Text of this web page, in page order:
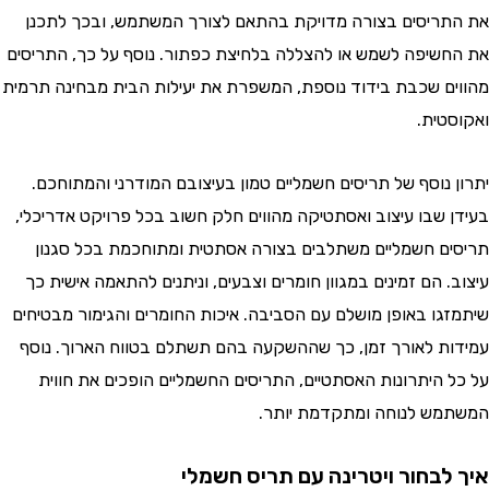
את התריסים בצורה מדויקת בהתאם לצורך המשתמש, ובכך לתכנן
את החשיפה לשמש או להצללה בלחיצת כפתור. נוסף על כך, התריסים
מהווים שכבת בידוד נוספת, המשפרת את יעילות הבית מבחינה תרמית
ואקוסטית.
יתרון נוסף של תריסים חשמליים טמון בעיצובם המודרני והמתוחכם.
בעידן שבו עיצוב ואסתטיקה מהווים חלק חשוב בכל פרויקט אדריכלי,
תריסים חשמליים משתלבים בצורה אסתטית ומתוחכמת בכל סגנון
עיצוב. הם זמינים במגוון חומרים וצבעים, וניתנים להתאמה אישית כך
שיתמזגו באופן מושלם עם הסביבה. איכות החומרים והגימור מבטיחים
עמידות לאורך זמן, כך שההשקעה בהם תשתלם בטווח הארוך. נוסף
על כל היתרונות האסתטיים, התריסים החשמליים הופכים את חווית
המשתמש לנוחה ומתקדמת יותר.
איך לבחור ויטרינה עם תריס חשמלי